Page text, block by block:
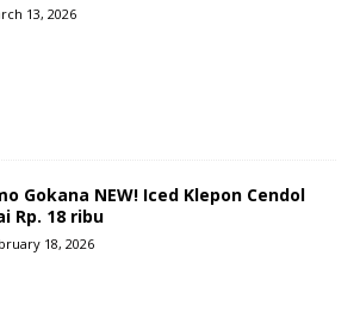
13, 2026
Gokana NEW! Iced Klepon Cendol
Rp. 18 ribu
18, 2026